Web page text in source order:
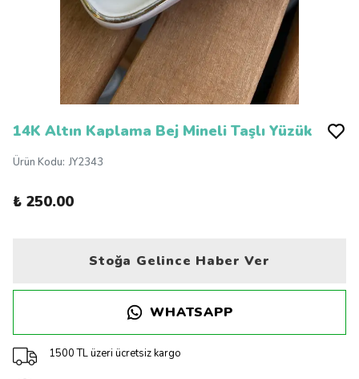
14K Altın Kaplama Bej Mineli Taşlı Yüzük
Ürün Kodu: JY2343
₺ 250.00
Stoğa Gelince Haber Ver
WHATSAPP
1500 TL üzeri ücretsiz kargo